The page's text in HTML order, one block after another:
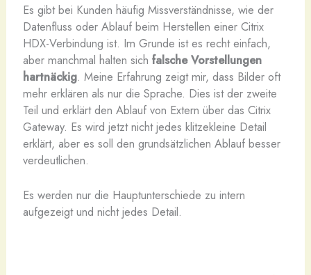
Es gibt bei Kunden häufig Missverständnisse, wie der
Datenfluss oder Ablauf beim Herstellen einer Citrix
HDX-Verbindung ist. Im Grunde ist es recht einfach,
aber manchmal halten sich falsche Vorstellungen
hartnäckig. Meine Erfahrung zeigt mir, dass Bilder oft
mehr erklären als nur die Sprache. Dies ist der zweite
Teil und erklärt den Ablauf von Extern über das Citrix
Gateway. Es wird jetzt nicht jedes klitzekleine Detail
erklärt, aber es soll den grundsätzlichen Ablauf besser
verdeutlichen.
Es werden nur die Hauptunterschiede zu intern
aufgezeigt und nicht jedes Detail.